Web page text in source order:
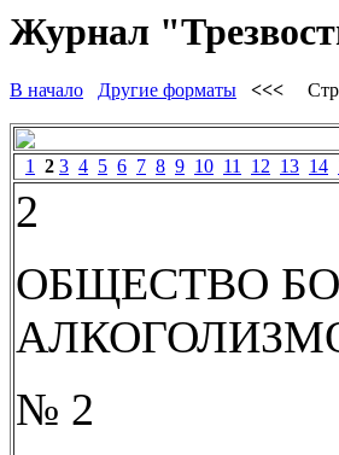
Журнал
В начало Другие форматы <<<
1 2 3 4 5 6 7 8 9 10 11 12 13 14
2
ОБЩЕСТВО
№ 2